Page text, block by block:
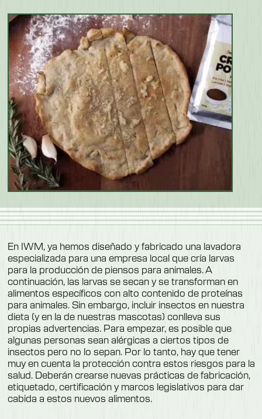
En IWM, ya hemos diseñado y fabricado una lavadora
especializada para una empresa local que cría larvas
para la producción de piensos para animales. A
continuación, las larvas se secan y se transforman en
alimentos específicos con alto contenido de proteínas
para animales. Sin embargo, incluir insectos en nuestra
dieta (y en la de nuestras mascotas) conlleva sus
propias advertencias. Para empezar, es posible que
algunas personas sean alérgicas a ciertos tipos de
insectos pero no lo sepan. Por lo tanto, hay que tener
muy en cuenta la protección contra estos riesgos para la
salud. Deberán crearse nuevas prácticas de fabricación,
etiquetado, certificación y marcos legislativos para dar
cabida a estos nuevos alimentos.